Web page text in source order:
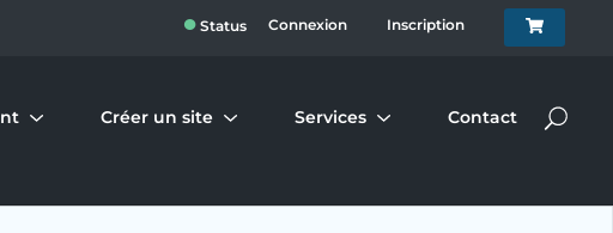
Inscription
Connexion
● Status
Créer un site Services Contact